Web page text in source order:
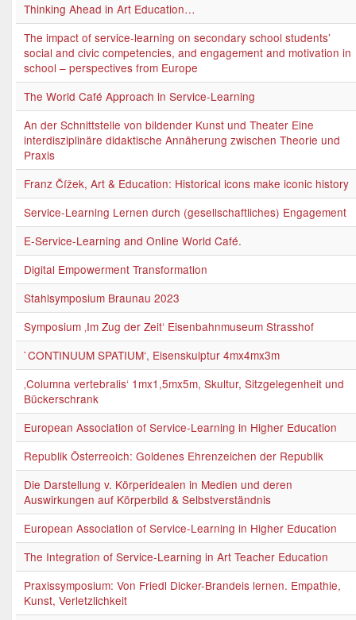
Thinking Ahead in Art Education…
The impact of service-learning on secondary school students’
social and civic competencies, and engagement and motivation in
school – perspectives from Europe
The World Café Approach in Service-Learning
An der Schnittstelle von bildender Kunst und Theater Eine
interdisziplinäre didaktische Annäherung zwischen Theorie und
Praxis
Franz Čížek, Art & Education: Historical icons make iconic history
Service-Learning Lernen durch (gesellschaftliches) Engagement
E-Service-Learning and Online World Café.
Digital Empowerment Transformation
Stahlsymposium Braunau 2023
Symposium ‚Im Zug der Zeit‘ Eisenbahnmuseum Strasshof
`CONTINUUM SPATIUM‘, Eisenskulptur 4mx4mx3m
‚Columna vertebralis‘ 1mx1,5mx5m, Skultur, Sitzgelegenheit und
Bückerschrank
European Association of Service-Learning in Higher Education
Republik Österreoich: Goldenes Ehrenzeichen der Republik
Die Darstellung v. Körperidealen in Medien und deren
Auswirkungen auf Körperbild & Selbstverständnis
European Association of Service-Learning in Higher Education
The Integration of Service-Learning in Art Teacher Education
Praxissymposium: Von Friedl Dicker-Brandeis lernen. Empathie,
Kunst, Verletzlichkeit